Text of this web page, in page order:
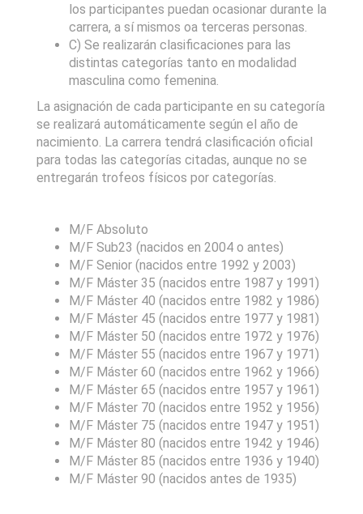
los participantes puedan ocasionar durante la
carrera, a sí mismos oa terceras personas.
C) Se realizarán clasificaciones para las
distintas categorías tanto en modalidad
masculina como femenina.
La asignación de cada participante en su categoría
se realizará automáticamente según el año de
nacimiento. La carrera tendrá clasificación oficial
para todas las categorías citadas, aunque no se
entregarán trofeos físicos por categorías.
M/F Absoluto
M/F Sub23 (nacidos en 2004 o antes)
M/F Senior (nacidos entre 1992 y 2003)
M/F Máster 35 (nacidos entre 1987 y 1991)
M/F Máster 40 (nacidos entre 1982 y 1986)
M/F Máster 45 (nacidos entre 1977 y 1981)
M/F Máster 50 (nacidos entre 1972 y 1976)
M/F Máster 55 (nacidos entre 1967 y 1971)
M/F Máster 60 (nacidos entre 1962 y 1966)
M/F Máster 65 (nacidos entre 1957 y 1961)
M/F Máster 70 (nacidos entre 1952 y 1956)
M/F Máster 75 (nacidos entre 1947 y 1951)
M/F Máster 80 (nacidos entre 1942 y 1946)
M/F Máster 85 (nacidos entre 1936 y 1940)
M/F Máster 90 (nacidos antes de 1935)